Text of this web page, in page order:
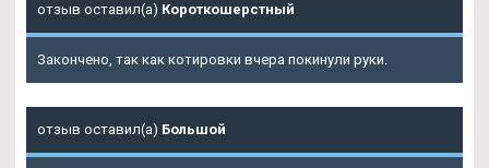
отзыв оставил(а) Короткошерстный
Закончено, так как котировки вчера покинули руки.
отзыв оставил(а) Большой